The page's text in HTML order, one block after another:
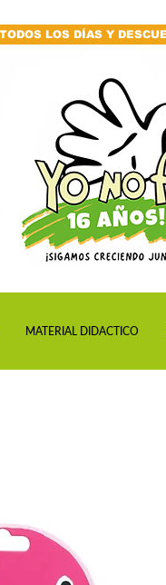
LOS DÍAS Y
MATERIAL DIDACTICO